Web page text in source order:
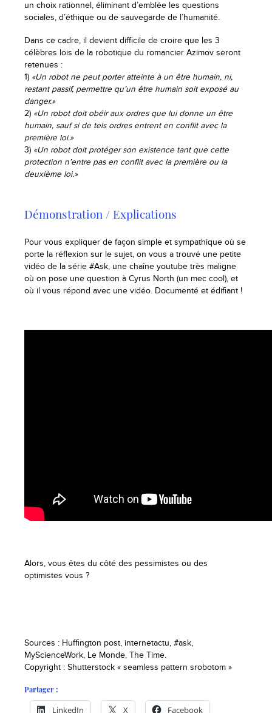
un choix rationnel, éliminant d’emblée les questions
sociales, d’éthique ou de sauvegarde de l’humanité.
Dans ce cadre, il devient difficile de croire que les 3
célèbres lois de la robotique du romancier Azimov seront
retenues :
1) «Un robot ne peut porter atteinte à un être humain, ni,
restant passif, permettre qu’un être humain soit exposé au
danger.»
2) «Un robot doit obéir aux ordres que lui donne un être
humain, sauf si de tels ordres entrent en conflit avec la
première loi.»
3) «Un robot doit protéger son existence tant que cette
protection n’entre pas en conflit avec la première ou la
deuxième loi.»
Démonstration / Explications
Pour vous expliquer de façon simple et sympathique où se
porte la réflexion sur le sujet, on vous a trouvé une petite
vidéo de la série #Ask, une chaîne youtube très maligne
où on pose une question à Cyrus North (un mec cool), et
où il vous répond avec une vidéo. Documenté et édifiant !
Alors, vous êtes du côté des pessimistes ou des
optimistes vous ?
Sources : Huffington post, internetactu, #ask,
MyScienceWork, Le Monde, The Time.
Copyright : Shutterstock « seamless pattern srobotom »
Partager :
LinkedIn X Facebook